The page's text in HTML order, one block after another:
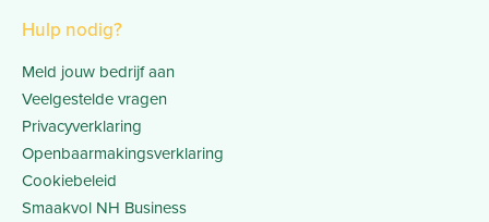
Hulp nodig?
Meld jouw bedrijf aan
Veelgestelde vragen
Privacyverklaring
Openbaarmakingsverklaring
Cookiebeleid
Smaakvol NH Business